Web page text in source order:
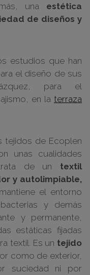
una estética
de diseños y
estudios que han
el diseño de sus
para el
en la terraza
tejidos de Ecoplen
unas cualidades
de un textil
y autolimpiable,
el entorno
y demás
y permanente,
estáticas fijadas
textil. Es un tejido
como de exterior,
suciedad ni por